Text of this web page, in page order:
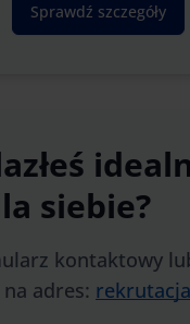
Sprawdź szczegóły
siebie?
kontaktowy
adres: